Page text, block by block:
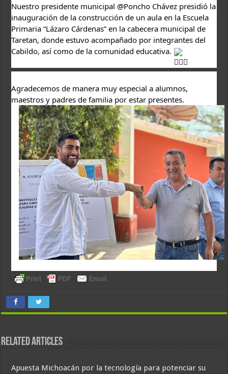
Nuestro presidente municipal @Poncho Chávez presidió la
inauguración de la construcción de un aula en la Escuela
Primaria “Lázaro Cárdenas” en la cabecera municipal de
Taretan, donde estuvo acompañado por integrantes del
Cabildo, así como de la comunidad educativa.
Agradecemos de manera muy especial a alumnos,
maestros y padres de familia por estar presentes.
Related Articles
Apuesta Michoacán por la tecnología para potenciar su